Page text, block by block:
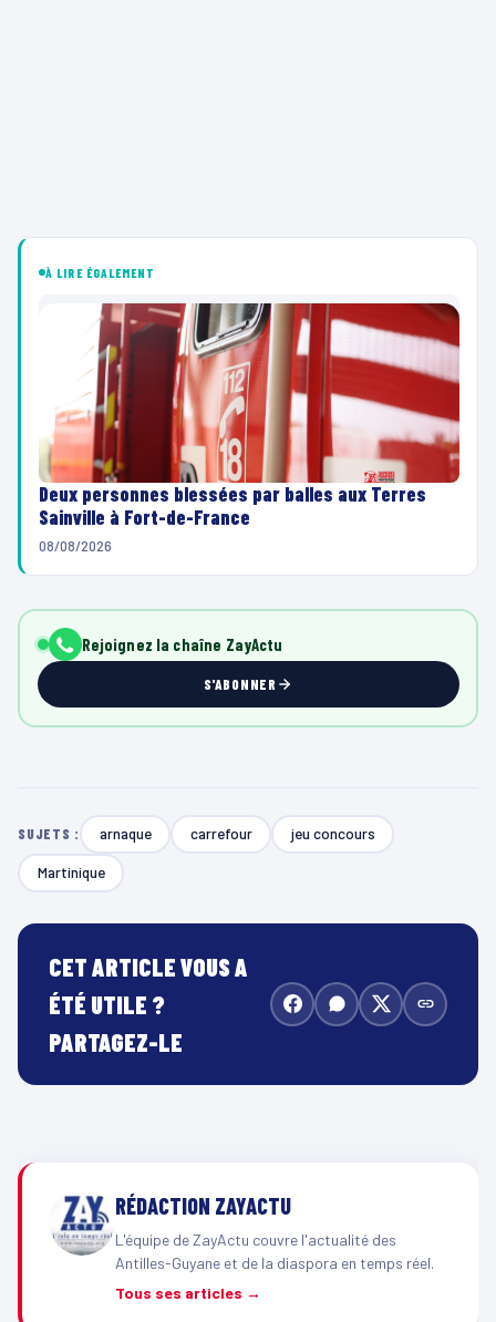
À LIRE ÉGALEMENT
Deux personnes blessées par balles aux Terres
Sainville à Fort-de-France
08/08/2026
Rejoignez la chaîne ZayActu
S'ABONNER
SUJETS : arnaque carrefour jeu concours
Martinique
CET ARTICLE VOUS A
ÉTÉ UTILE ?
PARTAGEZ-LE
RÉDACTION ZAYACTU
L'équipe de ZayActu couvre l'actualité des
Antilles-Guyane et de la diaspora en temps réel.
Tous ses articles →